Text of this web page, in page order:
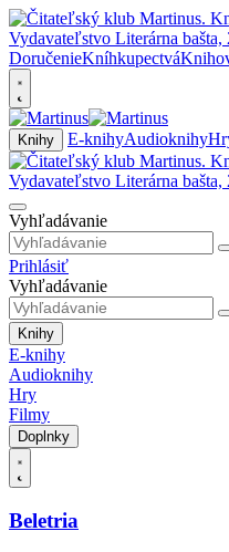
DoručenieKníhkupectvá
Knihy E-knihyAudioknihy
Vyhľadávanie
Prihlásiť
Vyhľadávanie
Knihy
E-knihy
Audioknihy
Hry
Filmy
Doplnky
Beletria